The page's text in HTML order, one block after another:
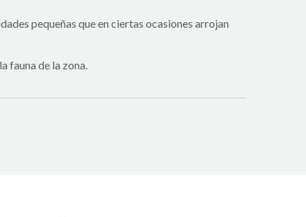
pequeñas que en ciertas ocasiones arrojan
fauna de la zona.